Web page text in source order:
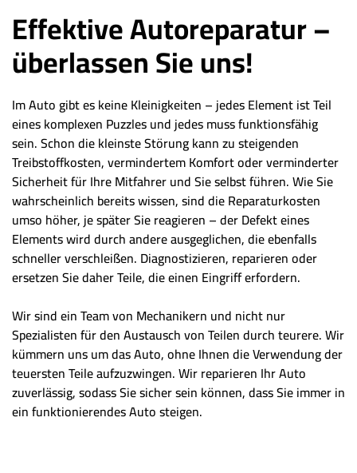
Effektive Autoreparatur –
überlassen Sie uns!
Im Auto gibt es keine Kleinigkeiten – jedes Element ist Teil
eines komplexen Puzzles und jedes muss funktionsfähig
sein. Schon die kleinste Störung kann zu steigenden
Treibstoffkosten, vermindertem Komfort oder verminderter
Sicherheit für Ihre Mitfahrer und Sie selbst führen. Wie Sie
wahrscheinlich bereits wissen, sind die Reparaturkosten
umso höher, je später Sie reagieren – der Defekt eines
Elements wird durch andere ausgeglichen, die ebenfalls
schneller verschleißen. Diagnostizieren, reparieren oder
ersetzen Sie daher Teile, die einen Eingriff erfordern.
Wir sind ein Team von Mechanikern und nicht nur
Spezialisten für den Austausch von Teilen durch teurere. Wir
kümmern uns um das Auto, ohne Ihnen die Verwendung der
teuersten Teile aufzuzwingen. Wir reparieren Ihr Auto
zuverlässig, sodass Sie sicher sein können, dass Sie immer in
ein funktionierendes Auto steigen.